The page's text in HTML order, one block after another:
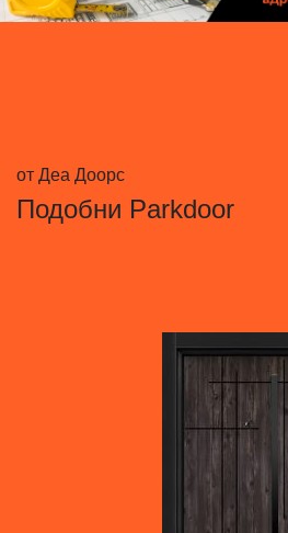
от Деа Доорс
Подобни Parkdoor